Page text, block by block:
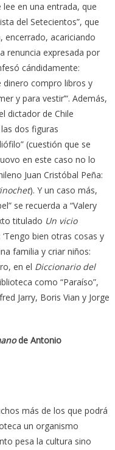
en una entrada, que
del Setecientos”, que
encerrado, acariciando
renuncia expresada por
cándidamente:
dinero compro libros y
y para vestir’“. Además,
dictador de Chile
dos figuras
(cuestión que se
en este caso no lo
Juan Cristóbal Peña:
). Y un caso más,
se recuerda a “Valery
titulado Un vicio
bien otras cosas y
familia y criar niños:
en el Diccionario del
como “Paraíso”,
Jarry, Boris Vian y Jorge
de Antonio
más de los que podrá
un organismo
pesa la cultura sino